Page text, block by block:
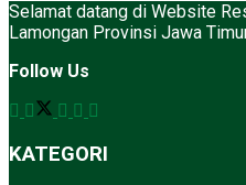
Selamat datang di Website
Lamongan Provinsi Jawa
Follow Us
KATEGORI